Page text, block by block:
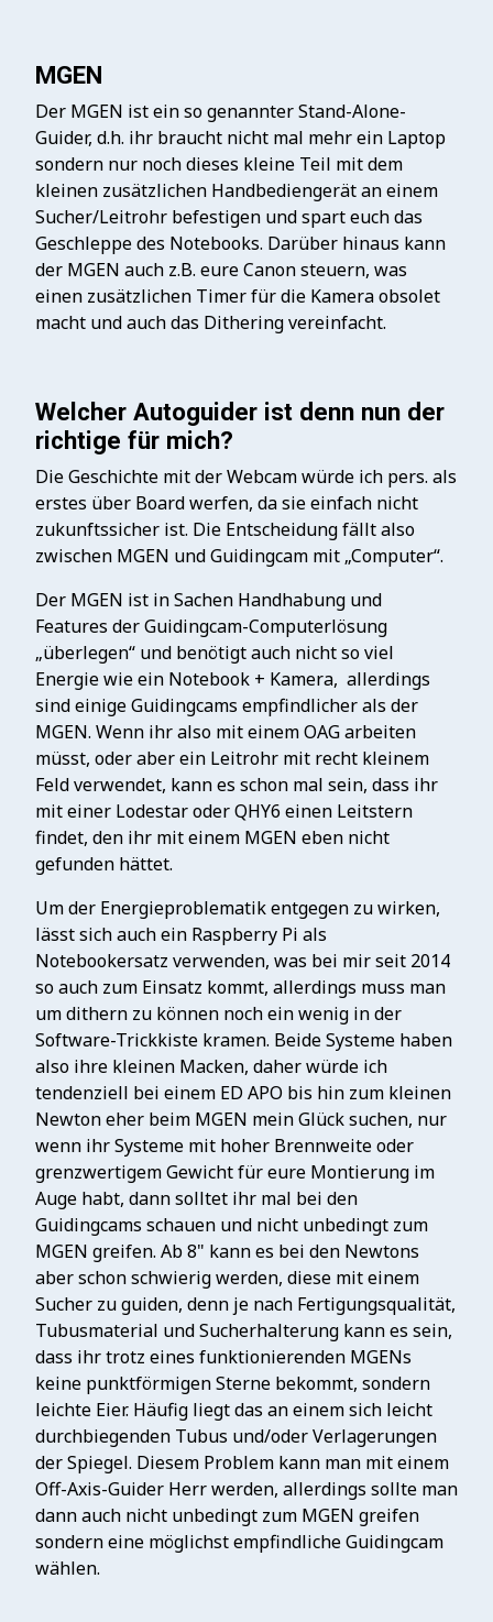
MGEN
Der MGEN ist ein so genannter Stand-Alone-
Guider, d.h. ihr braucht nicht mal mehr ein Laptop
sondern nur noch dieses kleine Teil mit dem
kleinen zusätzlichen Handbediengerät an einem
Sucher/Leitrohr befestigen und spart euch das
Geschleppe des Notebooks. Darüber hinaus kann
der MGEN auch z.B. eure Canon steuern, was
einen zusätzlichen Timer für die Kamera obsolet
macht und auch das Dithering vereinfacht.
Welcher Autoguider ist denn nun der
richtige für mich?
Die Geschichte mit der Webcam würde ich pers. als
erstes über Board werfen, da sie einfach nicht
zukunftssicher ist. Die Entscheidung fällt also
zwischen MGEN und Guidingcam mit „Computer“.
Der MGEN ist in Sachen Handhabung und
Features der Guidingcam-Computerlösung
„überlegen“ und benötigt auch nicht so viel
Energie wie ein Notebook + Kamera, allerdings
sind einige Guidingcams empfindlicher als der
MGEN. Wenn ihr also mit einem OAG arbeiten
müsst, oder aber ein Leitrohr mit recht kleinem
Feld verwendet, kann es schon mal sein, dass ihr
mit einer Lodestar oder QHY6 einen Leitstern
findet, den ihr mit einem MGEN eben nicht
gefunden hättet.
Um der Energieproblematik entgegen zu wirken,
lässt sich auch ein Raspberry Pi als
Notebookersatz verwenden, was bei mir seit 2014
so auch zum Einsatz kommt, allerdings muss man
um dithern zu können noch ein wenig in der
Software-Trickkiste kramen. Beide Systeme haben
also ihre kleinen Macken, daher würde ich
tendenziell bei einem ED APO bis hin zum kleinen
Newton eher beim MGEN mein Glück suchen, nur
wenn ihr Systeme mit hoher Brennweite oder
grenzwertigem Gewicht für eure Montierung im
Auge habt, dann solltet ihr mal bei den
Guidingcams schauen und nicht unbedingt zum
MGEN greifen. Ab 8" kann es bei den Newtons
aber schon schwierig werden, diese mit einem
Sucher zu guiden, denn je nach Fertigungsqualität,
Tubusmaterial und Sucherhalterung kann es sein,
dass ihr trotz eines funktionierenden MGENs
keine punktförmigen Sterne bekommt, sondern
leichte Eier. Häufig liegt das an einem sich leicht
durchbiegenden Tubus und/oder Verlagerungen
der Spiegel. Diesem Problem kann man mit einem
Off-Axis-Guider Herr werden, allerdings sollte man
dann auch nicht unbedingt zum MGEN greifen
sondern eine möglichst empfindliche Guidingcam
wählen.